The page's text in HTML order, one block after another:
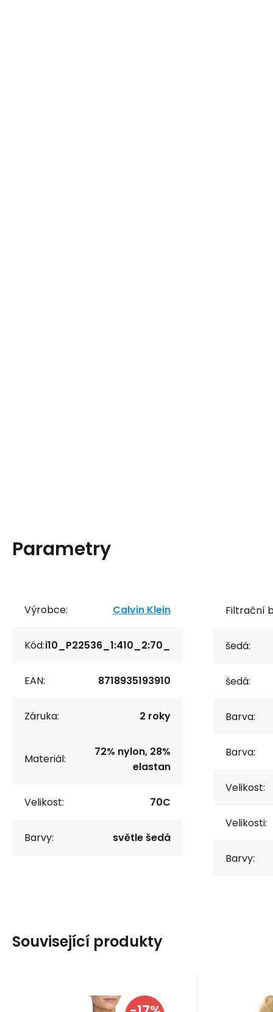
Parametry
Výrobce: Calvin Klein
Kód:i10_P22536_1:410_2:70_
EAN: 8718935193910
Záruka: 2 roky
Materiál:
72% nylon, 28%
elastan
Velikost: 70C
Barvy: světle šedá
Filtrační
šedá:
šedá:
Barva:
Barva:
Velikost:
Velikosti:
Barvy:
Související produkty
Kód:i10_P43561
Kód dod.:1210003869606
Skladem - expedice ihned
Panache
KódEAN: